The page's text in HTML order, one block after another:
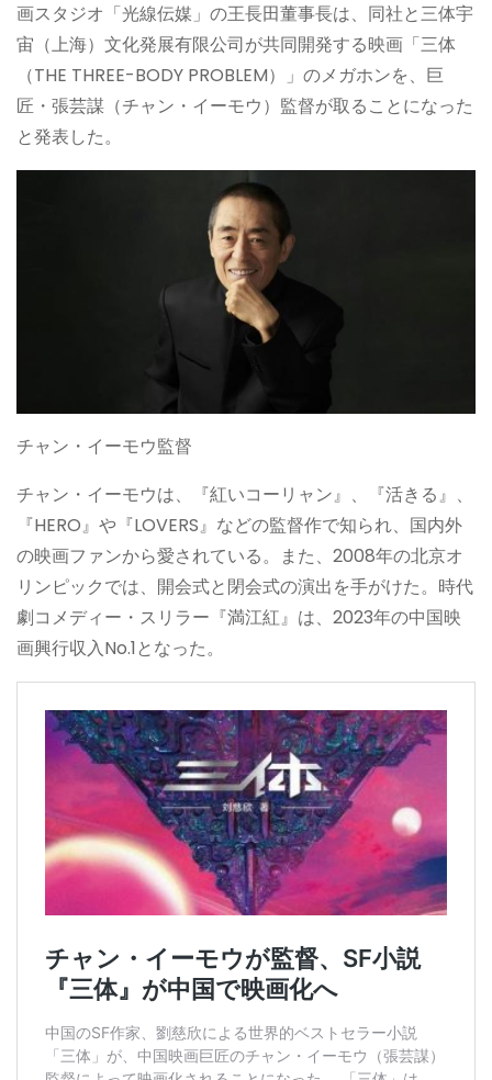
画スタジオ「光線伝媒」の王長田董事長は、同社と三体宇
宙（上海）文化発展有限公司が共同開発する映画「三体
（THE THREE-BODY PROBLEM）」のメガホンを、巨
匠・張芸謀（チャン・イーモウ）監督が取ることになった
と発表した。
チャン・イーモウ監督
チャン・イーモウは、『紅いコーリャン』、『活きる』、
『HERO』や『LOVERS』などの監督作で知られ、国内外
の映画ファンから愛されている。また、2008年の北京オ
リンピックでは、開会式と閉会式の演出を手がけた。時代
劇コメディー・スリラー『満江紅』は、2023年の中国映
画興行収入No.1となった。